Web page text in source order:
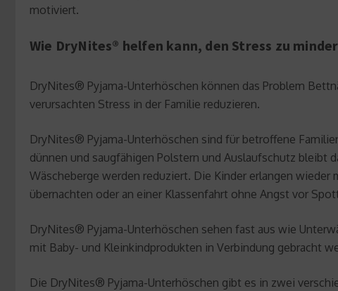
motiviert.
Wie DryNites® helfen kann, den Stress zu
DryNites® Pyjama-Unterhöschen können das Problem
verursachten Stress in der Familie reduzieren.
DryNites® Pyjama-Unterhöschen sind für betroffene
dünnen und saugfähigen Polstern und Auslaufschutz bleibt
Wäscheberge werden reduziert. Die Kinder erlangen
übernachten oder an einer Klassenfahrt ohne Angst vor
DryNites® Pyjama-Unterhöschen sehen fast aus wie
mit Baby- und Kleinkindprodukten in Verbindung gebracht
Die DryNites® Pyjama-Unterhöschen gibt es in zwei